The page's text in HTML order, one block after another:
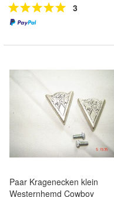
3
Paar Kragenecken klein
Westernhemd Cowboy